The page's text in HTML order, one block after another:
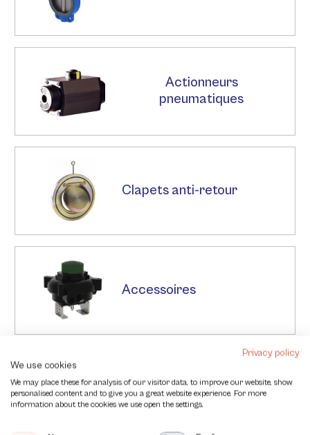
Actionneurs
pneumatiques
Clapets anti-retour
Accessoires
Devis ou conseils
Privacy policy
We use cookies
We may place these for analysis of our visitor data, to improve our website, show
personalised content and to give you a great website experience. For more
information about the cookies we use open the settings.